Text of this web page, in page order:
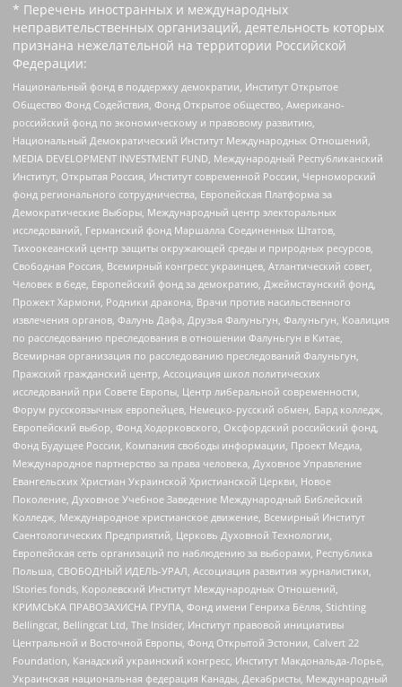
* Перечень иностранных и международных
неправительственных организаций, деятельность которых
признана нежелательной на территории Российской
Федерации:
Национальный фонд в поддержку демократии, Институт Открытое
Общество Фонд Содействия, Фонд Открытое общество, Американо-
российский фонд по экономическому и правовому развитию,
Национальный Демократический Институт Международных Отношений,
MEDIA DEVELOPMENT INVESTMENT FUND, Международный Республиканский
Институт, Открытая Россия, Институт современной России, Черноморский
фонд регионального сотрудничества, Европейская Платформа за
Демократические Выборы, Международный центр электоральных
исследований, Германский фонд Маршалла Соединенных Штатов,
Тихоокеанский центр защиты окружающей среды и природных ресурсов,
Свободная Россия, Всемирный конгресс украинцев, Атлантический совет,
Человек в беде, Европейский фонд за демократию, Джеймстаунский фонд,
Прожект Хармони, Родники дракона, Врачи против насильственного
извлечения органов, Фалунь Дафа, Друзья Фалуньгун, Фалуньгун, Коалиция
по расследованию преследования в отношении Фалуньгун в Китае,
Всемирная организация по расследованию преследований Фалуньгун,
Пражский гражданский центр, Ассоциация школ политических
исследований при Совете Европы, Центр либеральной современности,
Форум русскоязычных европейцев, Немецко-русский обмен, Бард колледж,
Европейский выбор, Фонд Ходорковского, Оксфордский российский фонд,
Фонд Будущее России, Компания свободы информации, Проект Медиа,
Международное партнерство за права человека, Духовное Управление
Евангельских Христиан Украинской Христианской Церкви, Новое
Поколение, Духовное Учебное Заведение Международный Библейский
Колледж, Международное христианское движение, Всемирный Институт
Саентологических Предприятий, Церковь Духовной Технологии,
Европейская сеть организаций по наблюдению за выборами, Республика
Польша, СВОБОДНЫЙ ИДЕЛЬ-УРАЛ, Ассоциация развития журналистики,
IStories fonds, Королевский Институт Международных Отношений,
КРИМСЬКА ПРАВОЗАХИСНА ГРУПА, Фонд имени Генриха Бёлля, Stichting
Bellingcat, Bellingcat Ltd, The Insider, Институт правовой инициативы
Центральной и Восточной Европы, Фонд Открытой Эстонии, Calvert 22
Foundation, Канадский украинский конгресс, Институт Макдональда-Лорье,
Украинская национальная федерация Канады, Декабристы, Международный